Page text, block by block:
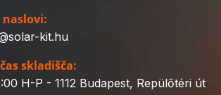
naslovi:
kit.hu
skladišča:
H-P - 1112 Budapest, Repülőtéri út